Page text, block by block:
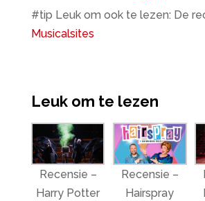
#tip Leuk om ook te lezen: De
Musicalsites
Leuk om te lezen
Recensie –
Harry Potter
Recensie –
Hairspray